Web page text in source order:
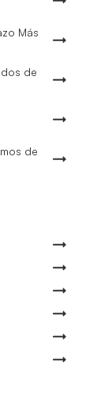
Más
de
de